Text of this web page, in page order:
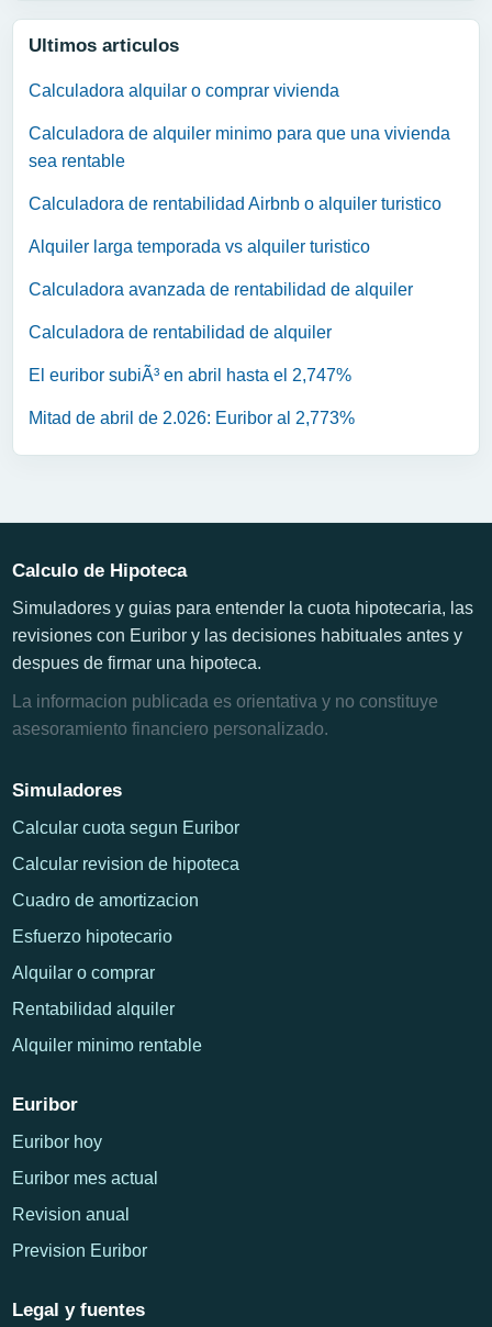
Ultimos articulos
Calculadora alquilar o comprar vivienda
Calculadora de alquiler minimo para que una vivienda
sea rentable
Calculadora de rentabilidad Airbnb o alquiler turistico
Alquiler larga temporada vs alquiler turistico
Calculadora avanzada de rentabilidad de alquiler
Calculadora de rentabilidad de alquiler
El euribor subiÃ³ en abril hasta el 2,747%
Mitad de abril de 2.026: Euribor al 2,773%
Calculo de Hipoteca
Simuladores y guias para entender la cuota hipotecaria, las
revisiones con Euribor y las decisiones habituales antes y
despues de firmar una hipoteca.
La informacion publicada es orientativa y no constituye
asesoramiento financiero personalizado.
Simuladores
Calcular cuota segun Euribor
Calcular revision de hipoteca
Cuadro de amortizacion
Esfuerzo hipotecario
Alquilar o comprar
Rentabilidad alquiler
Alquiler minimo rentable
Euribor
Euribor hoy
Euribor mes actual
Revision anual
Prevision Euribor
Legal y fuentes